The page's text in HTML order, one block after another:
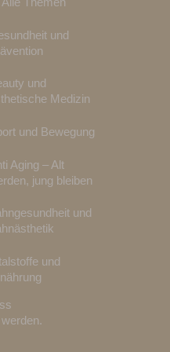
und
und
Medizin
und Bewegung
Aging – Alt
jung bleiben
und
und